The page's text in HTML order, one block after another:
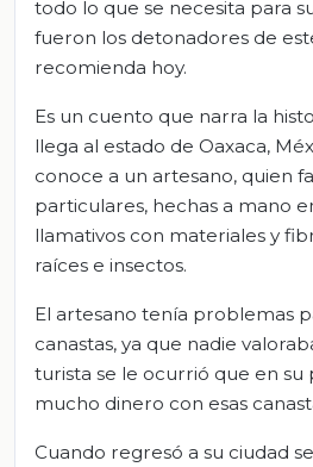
todo lo que se necesita para
fueron los detonadores de
recomienda hoy.
Es un cuento que narra la
llega al estado de Oaxaca,
conoce a un artesano, quien
particulares, hechas a mano
llamativos con materiales y
raíces e insectos.
El artesano tenía problemas
canastas, ya que nadie
turista se le ocurrió que en su
mucho dinero con esas
Cuando regresó a su ciudad